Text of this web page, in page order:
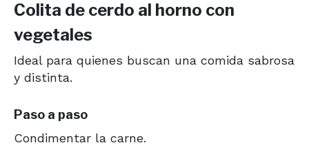
Colita de cerdo al horno con
vegetales
Ideal para quienes buscan una comida sabrosa
y distinta.
Paso a paso
Condimentar la carne.